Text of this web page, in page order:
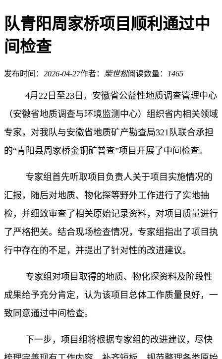
队青阳周家桥项目顺利通过中
间检查
发布时间： 2026-04-27作者： 柴世松阅读数量： 1465
4月22日至23日，安徽省公益性地质调查管理中心
（安徽省地质调查与环境监测中心）组织省内相关领域
专家，对我队与安徽省地质矿产勘查局321队联合承担
的“青阳县周家桥金铜矿普查”项目开展了中间检查。
专家组首先听取项目负责人关于项目实施情况的
汇报，随后对地质、物化探等野外工作进行了实地抽
检，并细致审查了相关原始记录资料，对项目质量进行
了严格把关。结合现场检查情况，专家组指出了项目执
行中存在的不足，并提出了针对性的改进建议。
专家组对项目取得的地质、物化探资料及阶段性
成果给予充分肯定，认为该项目总体工作质量良好，一
致同意通过中间检查。
下一步，项目组将根据专家组的改进建议，尽快